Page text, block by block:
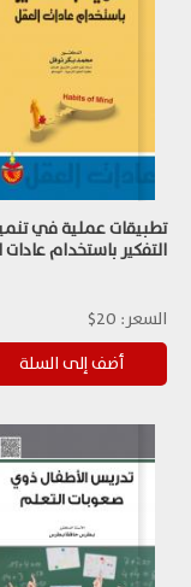
تطبيقات عملية في
التفكير باستخدام
السعر: 20$